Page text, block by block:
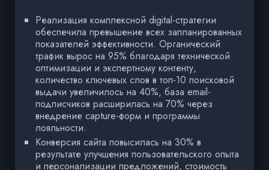
Реализация комплексной digital-стратегии
обеспечила превышение всех запланированных
показателей эффективности. Органический
трафик вырос на 95% благодаря технической
оптимизации и экспертному контенту,
количество ключевых слов в топ-10 поисковой
выдачи увеличилось на 40%, база email-
подписчиков расширилась на 70% через
внедрение capture-форм и программы
лояльности.
Конверсия сайта повысилась на 30% в
результате улучшения пользовательского опыта
и персонализации предложений, стоимость